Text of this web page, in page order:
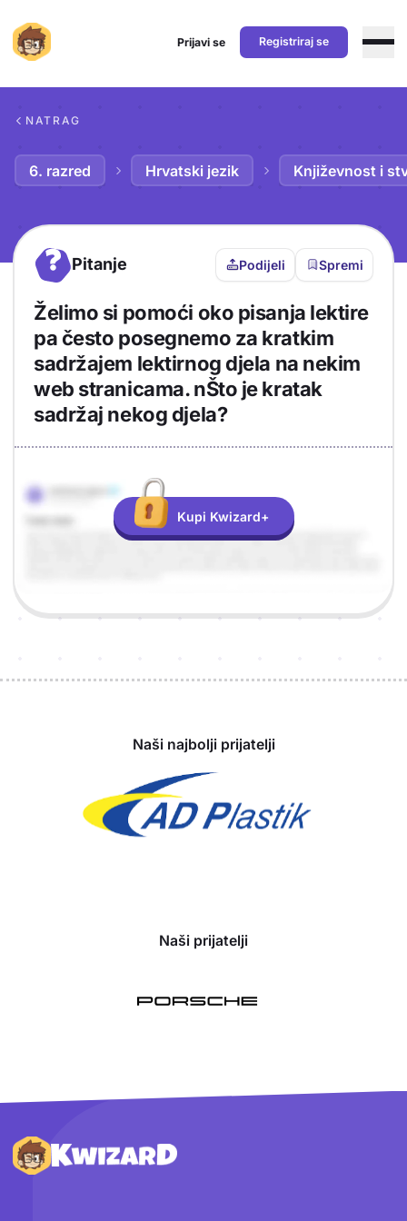
Prijavi se Registriraj se
NATRAG
6. razred Hrvatski jezik Književnost i
? Pitanje Podijeli Spremi
Želimo si pomoći oko pisanja lektire
pa često posegnemo za kratkim
sadržajem lektirnog djela na nekim
web stranicama. nŠto je kratak
sadržaj nekog djela?
Odgovor
Objašnjenje
Kupi Kwizard+
Naši najbolji prijatelji
Naši prijatelji